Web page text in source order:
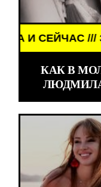
///
КАК В